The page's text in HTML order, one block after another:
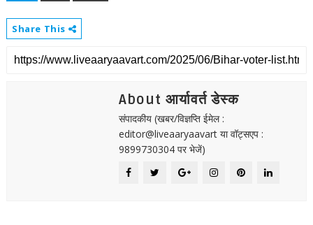
Share This
About आर्यावर्त डेस्क
संपादकीय (खबर/विज्ञप्ति ईमेल :
editor@liveaaryaavart या वॉट्सएप :
9899730304 पर भेजें)